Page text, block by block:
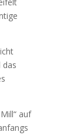
das
auf